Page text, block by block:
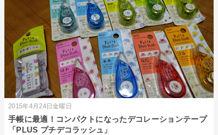
2015年4月24日金曜日
手帳に最適！コンパクトになったデコレーションテープ
「PLUS プチデコラッシュ」